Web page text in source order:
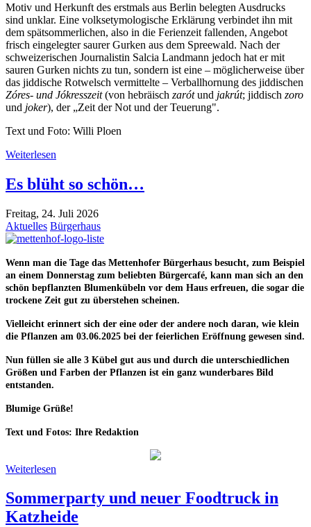
Motiv und Herkunft des erstmals aus Berlin belegten Ausdrucks
sind unklar. Eine volksetymologische Erklärung verbindet ihn mit
dem spätsommerlichen, also in die Ferienzeit fallenden, Angebot
frisch eingelegter saurer Gurken aus dem Spreewald. Nach der
schweizerischen Journalistin Salcia Landmann jedoch hat er mit
sauren Gurken nichts zu tun, sondern ist eine – möglicherweise über
das jiddische Rotwelsch vermittelte – Verballhornung des jiddischen
Zóres- und Jókresszeit(von hebräisch zarótund jakrút; jiddisch zoro
und joker), der „Zeit der Not und der Teuerung".
Text und Foto: Willi Ploen
Weiterlesen
Es blüht so schön…
Freitag, 24. Juli 2026
Aktuelles Bürgerhaus
Wenn man die Tage das Mettenhofer Bürgerhaus besucht, zum Beispiel
an einem Donnerstag zum beliebten Bürgercafé, kann man sich an den
schön bepflanzten Blumenkübeln vor dem Haus erfreuen, die sogar die
trockene Zeit gut zu überstehen scheinen.
Vielleicht erinnert sich der eine oder der andere noch daran, wie klein
die Pflanzen am 03.06.2025 bei der feierlichen Eröffnung gewesen sind.
Nun füllen sie alle 3 Kübel gut aus und durch die unterschiedlichen
Größen und Farben der Pflanzen ist ein ganz wunderbares Bild
entstanden.
Blumige Grüße!
Text und Fotos: Ihre Redaktion
Weiterlesen
Sommerparty und neuer Foodtruck in
Katzheide